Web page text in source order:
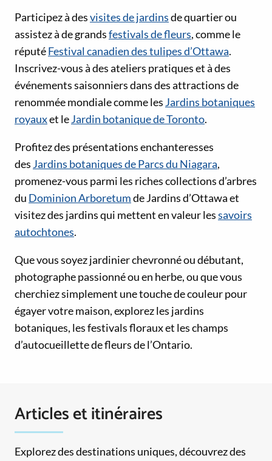
Participez à desvisites de jardinsde quartier ou
assistez à de grandsfestivals de fleurs, comme le
réputéFestival canadien des tulipes d’Ottawa.
Inscrivez-vous à des ateliers pratiques et à des
événements saisonniers dans des attractions de
renommée mondiale comme les Jardins botaniques
royauxet leJardin botanique de Toronto.
Profitez des présentations enchanteresses
des Jardins botaniques de Parcs du Niagara,
promenez-vous parmi les riches collections d’arbres
du Dominion Arboretumde Jardins d’Ottawa et
visitez des jardins qui mettent en valeur lessavoirs
autochtones.
Que vous soyez jardinier chevronné ou débutant,
photographe passionné ou en herbe, ou que vous
cherchiez simplement une touche de couleur pour
égayer votre maison, explorez les jardins
botaniques, les festivals floraux et les champs
d’autocueillette de fleurs de l’Ontario.
Articles et itinéraires
Explorez des destinations uniques, découvrez des